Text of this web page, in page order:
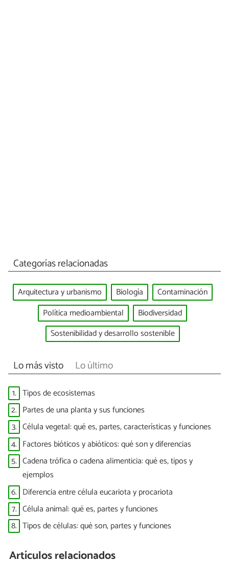
Categorías relacionadas
Arquitectura y urbanismo Biología
Contaminación
Política medioambiental
Biodiversidad
Sostenibilidad y desarrollo sostenible
Lo más visto Lo último
1. Tipos de ecosistemas
2. Partes de una planta y sus funciones
3. Célula vegetal: qué es, partes, características y funciones
4. Factores bióticos y abióticos: qué son y diferencias
5. Cadena trófica o cadena alimenticia: qué es, tipos y
ejemplos
6. Diferencia entre célula eucariota y procariota
7. Célula animal: qué es, partes y funciones
8. Tipos de células: qué son, partes y funciones
Artículos relacionados